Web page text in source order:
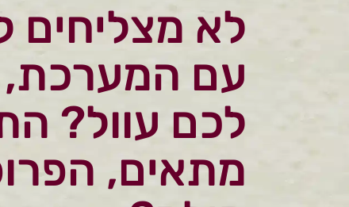
לא מצליחים
עם
לכם עוול?
מתאים,